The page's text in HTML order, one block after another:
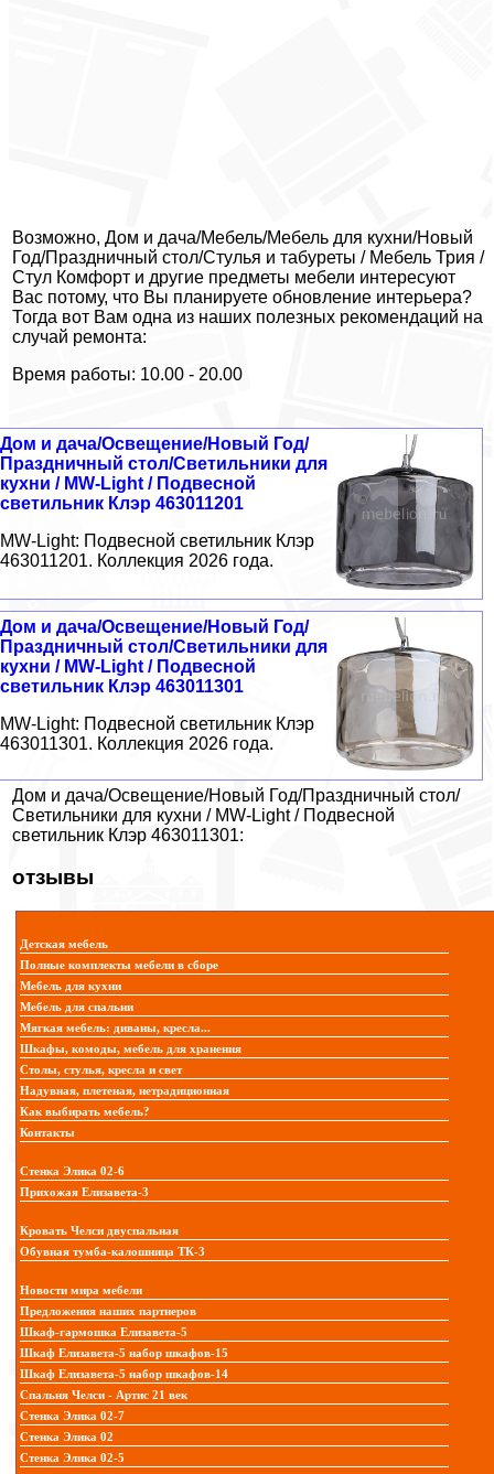
Возможно, Дом и дача/Мебель/Мебель для кухни/Новый
Год/Праздничный стол/Стулья и табуреты / Мебель Трия /
Стул Комфорт и другие предметы мебели интересуют
Вас потому, что Вы планируете обновление интерьера?
Тогда вот Вам одна из наших полезных рекомендаций на
случай ремонта:
Время работы: 10.00 - 20.00
Дом и дача/Освещение/Новый Год/
Праздничный стол/Светильники для
кухни / MW-Light / Подвесной
светильник Клэр 463011201
MW-Light: Подвесной светильник Клэр
463011201. Коллекция 2026 года.
Дом и дача/Освещение/Новый Год/
Праздничный стол/Светильники для
кухни / MW-Light / Подвесной
светильник Клэр 463011301
MW-Light: Подвесной светильник Клэр
463011301. Коллекция 2026 года.
Дом и дача/Освещение/Новый Год/Праздничный стол/
Светильники для кухни / MW-Light / Подвесной
светильник Клэр 463011301:
отзывы
Детская мебель
Полные комплекты мебели в сборе
Мебель для кухни
Мебель для спальни
Мягкая мебель: диваны, кресла...
Шкафы, комоды, мебель для хранения
Столы, стулья, кресла и свет
Надувная, плетеная, нетрадиционная
Как выбирать мебель?
Контакты
Стенка Элика 02-6
Прихожая Елизавета-3
Кровать Челси двуспальная
Обувная тумба-калошница ТК-3
Новости мира мебели
Предложения наших партнеров
Шкаф-гармошка Елизавета-5
Шкаф Елизавета-5 набор шкафов-15
Шкаф Елизавета-5 набор шкафов-14
Спальня Челси - Артис 21 век
Стенка Элика 02-7
Стенка Элика 02
Стенка Элика 02-5